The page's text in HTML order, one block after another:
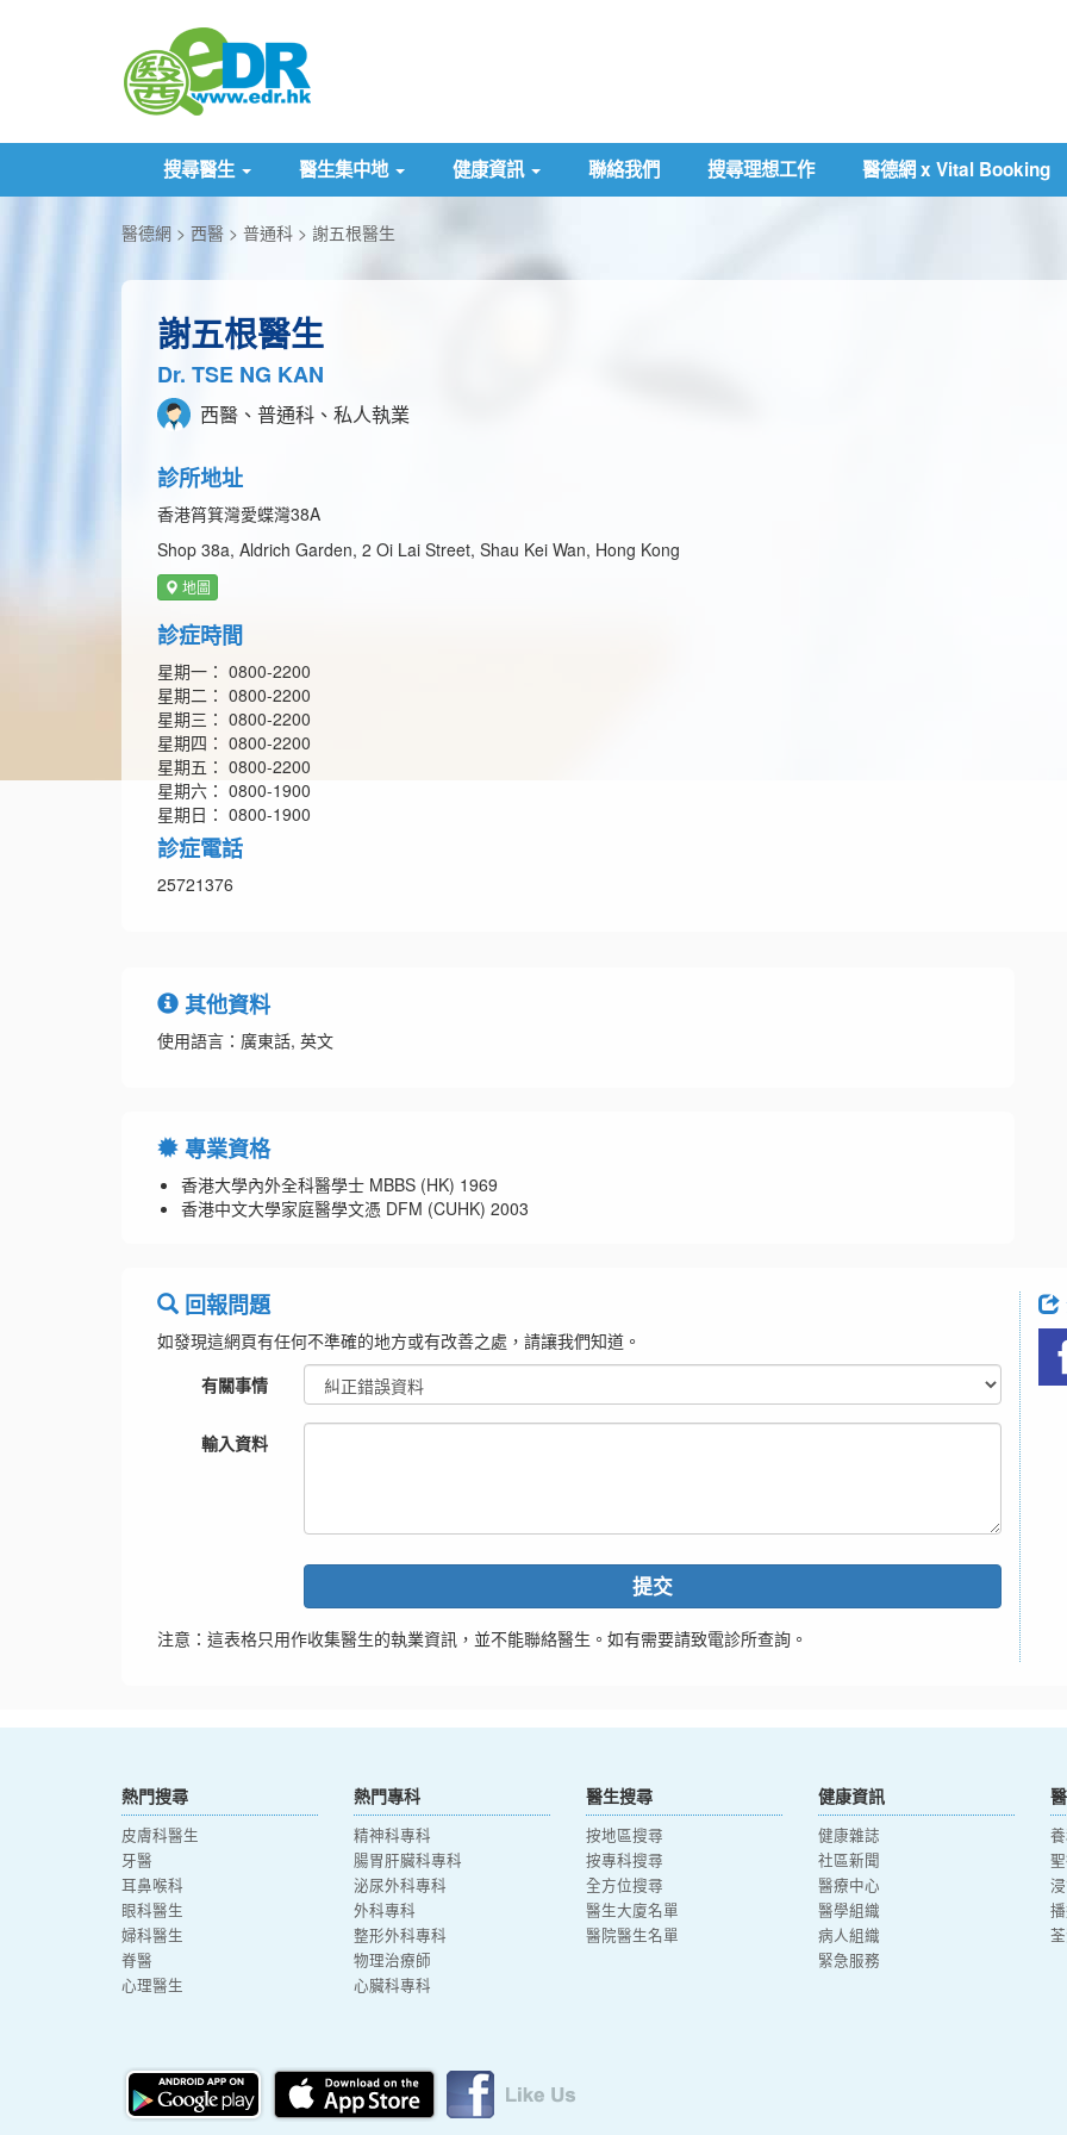
搜尋醫生 醫生集中地 健康資訊 聯絡我們 搜尋理想工作 醫德網 x Vital Booking
醫德網 西醫 普通科 謝五根醫生
謝五根醫生
Dr. TSE NG KAN
西醫、普通科、私人執業
診所地址
香港筲箕灣愛蝶灣38A
Shop 38a, Aldrich Garden, 2 Oi Lai Street, Shau Kei Wan, Hong Kong
地圖
診症時間
星期一： 0800-2200
星期二： 0800-2200
星期三： 0800-2200
星期四： 0800-2200
星期五： 0800-2200
星期六： 0800-1900
星期日： 0800-1900
診症電話
25721376
其他資料
使用語言：廣東話, 英文
專業資格
香港大學內外全科醫學士 MBBS (HK) 1969
香港中文大學家庭醫學文憑 DFM (CUHK) 2003
回報問題
如發現這網頁有任何不準確的地方或有改善之處，請讓我們知道。
有關事情
輸入資料
提交
注意：這表格只用作收集醫生的執業資訊，並不能聯絡醫生。如有需要請致電診所查詢。
熱門搜尋
皮膚科醫生
牙醫
耳鼻喉科
眼科醫生
婦科醫生
脊醫
心理醫生
熱門專科
精神科專科
腸胃肝臟科專科
泌尿外科專科
外科專科
整形外科專科
物理治療師
心臟科專科
醫生搜尋
按地區搜尋
按專科搜尋
全方位搜尋
醫生大廈名單
醫院醫生名單
健康資訊
健康雜誌
社區新聞
醫療中心
醫學組織
病人組織
緊急服務